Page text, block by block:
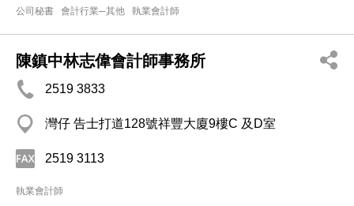
公司秘書 會計行業─其他 執業會計師
陳鎮中林志偉會計師事務所
2519 3833
灣仔 告士打道128號祥豐大廈9樓C 及D室
2519 3113
執業會計師